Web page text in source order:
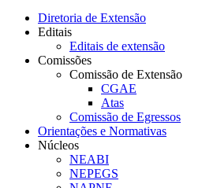
Diretoria de Extensão
Editais
Editais de extensão
Comissões
Comissão de Extensão
CGAE
Atas
Comissão de Egressos
Orientações e Normativas
Núcleos
NEABI
NEPEGS